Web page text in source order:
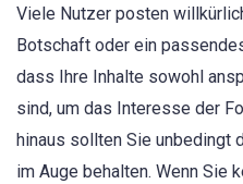
Viele Nutzer posten
Botschaft oder ein
dass Ihre Inhalte sowohl
sind, um das Interesse der
hinaus sollten Sie unbedingt
im Auge behalten. Wenn Sie